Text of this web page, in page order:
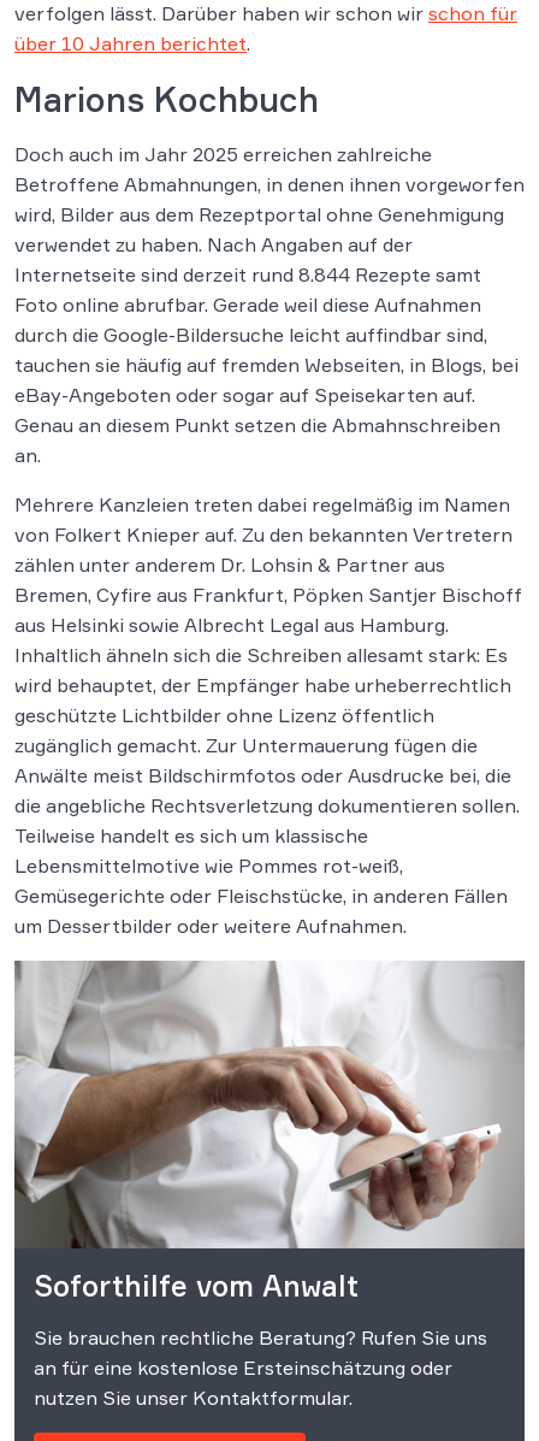
verfolgen lässt. Darüber haben wir schon wir schon für
über 10 Jahren berichtet.
Marions Kochbuch
Doch auch im Jahr 2025 erreichen zahlreiche
Betroffene Abmahnungen, in denen ihnen vorgeworfen
wird, Bilder aus dem Rezeptportal ohne Genehmigung
verwendet zu haben. Nach Angaben auf der
Internetseite sind derzeit rund 8.844 Rezepte samt
Foto online abrufbar. Gerade weil diese Aufnahmen
durch die Google-Bildersuche leicht auffindbar sind,
tauchen sie häufig auf fremden Webseiten, in Blogs, bei
eBay-Angeboten oder sogar auf Speisekarten auf.
Genau an diesem Punkt setzen die Abmahnschreiben
an.
Mehrere Kanzleien treten dabei regelmäßig im Namen
von Folkert Knieper auf. Zu den bekannten Vertretern
zählen unter anderem Dr. Lohsin & Partner aus
Bremen, Cyfire aus Frankfurt, Pöpken Santjer Bischoff
aus Helsinki sowie Albrecht Legal aus Hamburg.
Inhaltlich ähneln sich die Schreiben allesamt stark: Es
wird behauptet, der Empfänger habe urheberrechtlich
geschützte Lichtbilder ohne Lizenz öffentlich
zugänglich gemacht. Zur Untermauerung fügen die
Anwälte meist Bildschirmfotos oder Ausdrucke bei, die
die angebliche Rechtsverletzung dokumentieren sollen.
Teilweise handelt es sich um klassische
Lebensmittelmotive wie Pommes rot-weiß,
Gemüsegerichte oder Fleischstücke, in anderen Fällen
um Dessertbilder oder weitere Aufnahmen.
Soforthilfe vom Anwalt
Sie brauchen rechtliche Beratung? Rufen Sie uns
an für eine kostenlose Ersteinschätzung oder
nutzen Sie unser Kontaktformular.